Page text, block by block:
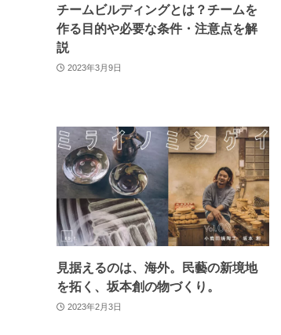
チームビルディングとは？チームを
作る目的や必要な条件・注意点を解
説
2023年3月9日
見据えるのは、海外。民藝の新境地
を拓く、坂本創の物づくり。
2023年2月3日